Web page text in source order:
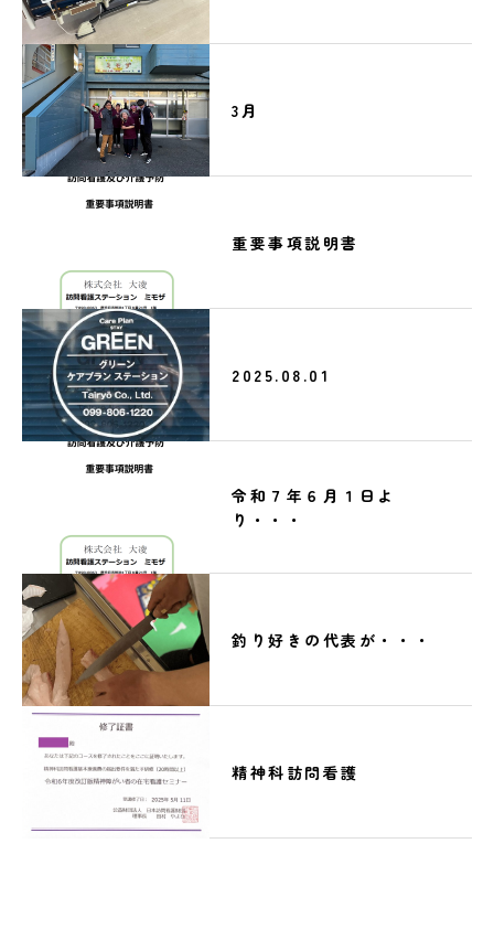
3月
重要事項説明書
2025.08.01
令和７年６月１日よ
り・・・
釣り好きの代表が・・・
精神科訪問看護